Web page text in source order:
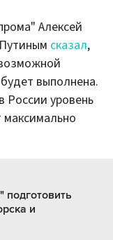
Алексей
сказал,
выполнена.
России уровень
подготовить
и